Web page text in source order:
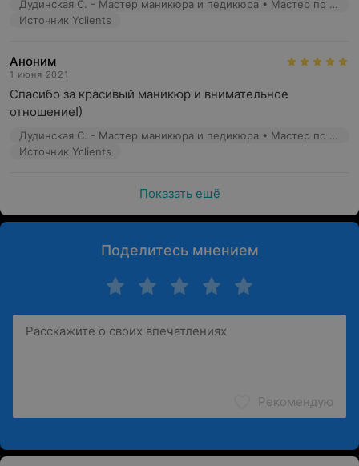
Дудинская С. - Мастер маникюра и педикюра • Мастер по восковой депиляции • Косметик • Бровист
Источник Yclients
Аноним
1 июня 2021
Спасибо за красивый маникюр и внимательное
отношение!)
Дудинская С. - Мастер маникюра и педикюра • Мастер по восковой депиляции • Косметик • Бровист
Источник Yclients
Показать ещё
Поделитесь мнением
Рекомендую